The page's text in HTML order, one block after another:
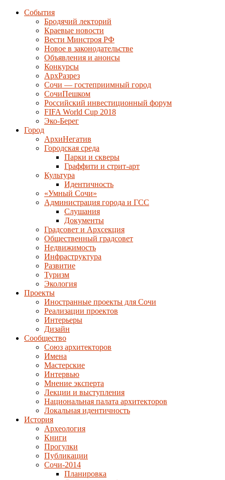
События
Бродячий лекторий
Краевые новости
Вести Минстроя РФ
Новое в законодательстве
Объявления и анонсы
Конкурсы
АрхРазрез
Сочи — гостеприимный город
СочиПешком
Российский инвестиционный форум
FIFA World Cup 2018
Эко-Берег
Город
АрхиНегатив
Городская среда
Парки и скверы
Граффити и стрит-арт
Культура
Идентичность
«Умный Сочи»
Администрация города и ГСС
Слушания
Документы
Градсовет и Архсекция
Общественный градсовет
Недвижимость
Инфраструктура
Развитие
Туризм
Экология
Проекты
Иностранные проекты для Сочи
Реализации проектов
Интерьеры
Дизайн
Сообщество
Союз архитекторов
Имена
Мастерские
Интервью
Мнение эксперта
Лекции и выступления
Национальная палата архитекторов
Локальная идентичность
История
Археология
Книги
Прогулки
Публикации
Сочи-2014
Планировка